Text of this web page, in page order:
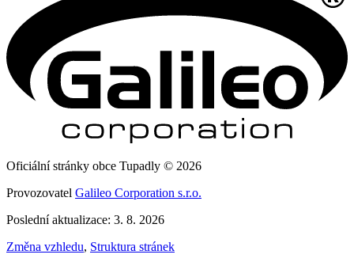
Oficiální stránky obce Tupadly © 2026
Provozovatel Galileo Corporation s.r.o.
Poslední aktualizace: 3. 8. 2026
Změna vzhledu, Struktura stránek